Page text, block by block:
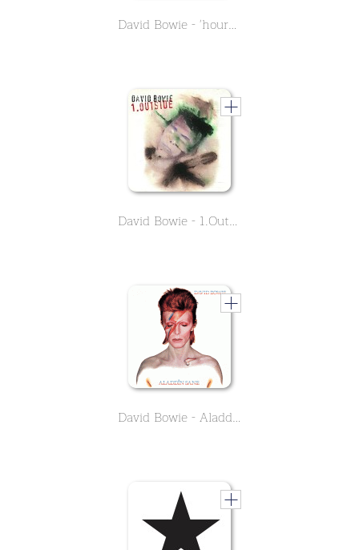
David Bowie - 'hours...'
David Bowie - 1.Outside
David Bowie - Aladdin Sane